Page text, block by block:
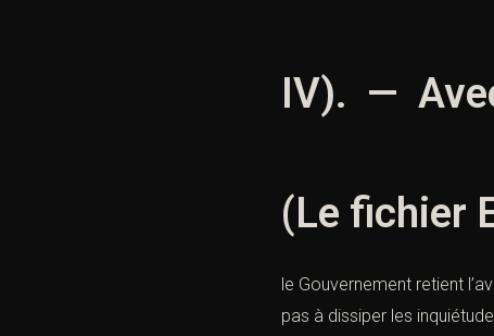
IV). —
(Le fichier
le Gouvernement retient
pas à dissiper les